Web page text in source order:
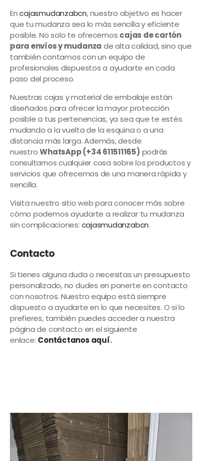
Encajasmudanzabcn, nuestro objetivo es hacer
que tu mudanza sea lo más sencilla y eficiente
posible. No solo te ofrecemos cajas de cartón
para envíos y mudanza de alta calidad, sino que
también contamos con un equipo de
profesionales dispuestos a ayudarte en cada
paso del proceso.
Nuestras cajas y material de embalaje están
diseñados para ofrecer la mayor protección
posible a tus pertenencias, ya sea que te estés
mudando a la vuelta de la esquina o a una
distancia más larga. Además, desde
nuestroWhatsApp (+34 611511165) podrás
consultarnos cualquier cosa sobre los productos y
servicios que ofrecemos de una manera rápida y
sencilla.
Visita nuestro sitio web para conocer más sobre
cómo podemos ayudarte a realizar tu mudanza
sin complicaciones: cajasmudanzabcn.
Contacto
Si tienes alguna duda o necesitas un presupuesto
personalizado, no dudes en ponerte en contacto
con nosotros. Nuestro equipo está siempre
dispuesto a ayudarte en lo que necesites. O si lo
prefieres, también puedes acceder a nuestra
página de contacto en el siguiente
enlace: Contáctanos aquí.